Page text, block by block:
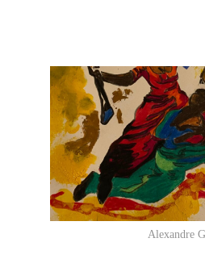
Alexandre